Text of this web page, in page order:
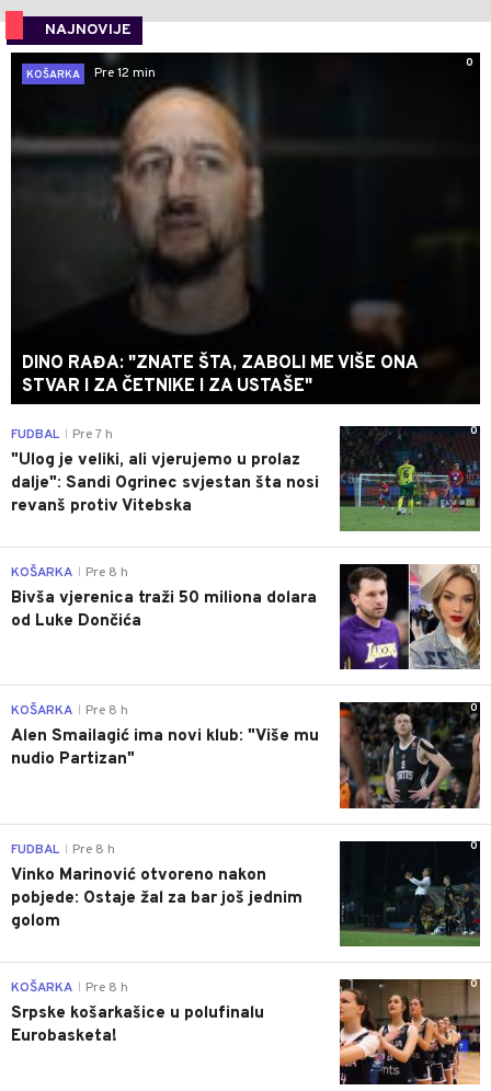
NAJNOVIJE
0
KOŠARKA
Pre 12 min
DINO RAĐA: "ZNATE ŠTA, ZABOLI ME VIŠE ONA
STVAR I ZA ČETNIKE I ZA USTAŠE"
0
FUDBAL Pre 7 h
"Ulog je veliki, ali vjerujemo u prolaz
dalje": Sandi Ogrinec svjestan šta nosi
revanš protiv Vitebska
0
KOŠARKA Pre 8 h
Bivša vjerenica traži 50 miliona dolara
od Luke Dončića
0
KOŠARKA Pre 8 h
Alen Smailagić ima novi klub: "Više mu
nudio Partizan"
0
FUDBAL Pre 8 h
Vinko Marinović otvoreno nakon
pobjede: Ostaje žal za bar još jednim
golom
0
KOŠARKA Pre 8 h
Srpske košarkašice u polufinalu
Eurobasketa!